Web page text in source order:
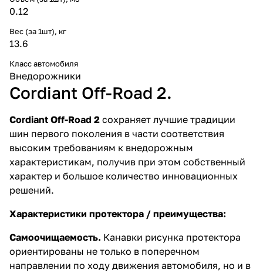
0.12
Вес (за 1шт), кг
13.6
Класс автомобиля
Внедорожники
Cordiant Off-Road 2.
Cordiant Off-Road 2 сохраняет лучшие традиции
шин первого поколения в части соответствия
высоким требованиям к внедорожным
характеристикам, получив при этом собственный
характер и большое количество инновационных
решений.
Характеристики протектора / преимущества:
Самоочищаемость. Канавки рисунка протектора
ориентированы не только в поперечном
направлении по ходу движения автомобиля, но и в